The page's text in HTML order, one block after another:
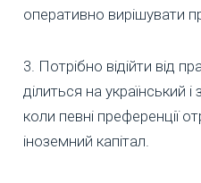
оперативно вирішувати
3. Потрібно відійти від
ділиться на український
коли певні преференції
іноземний капітал.